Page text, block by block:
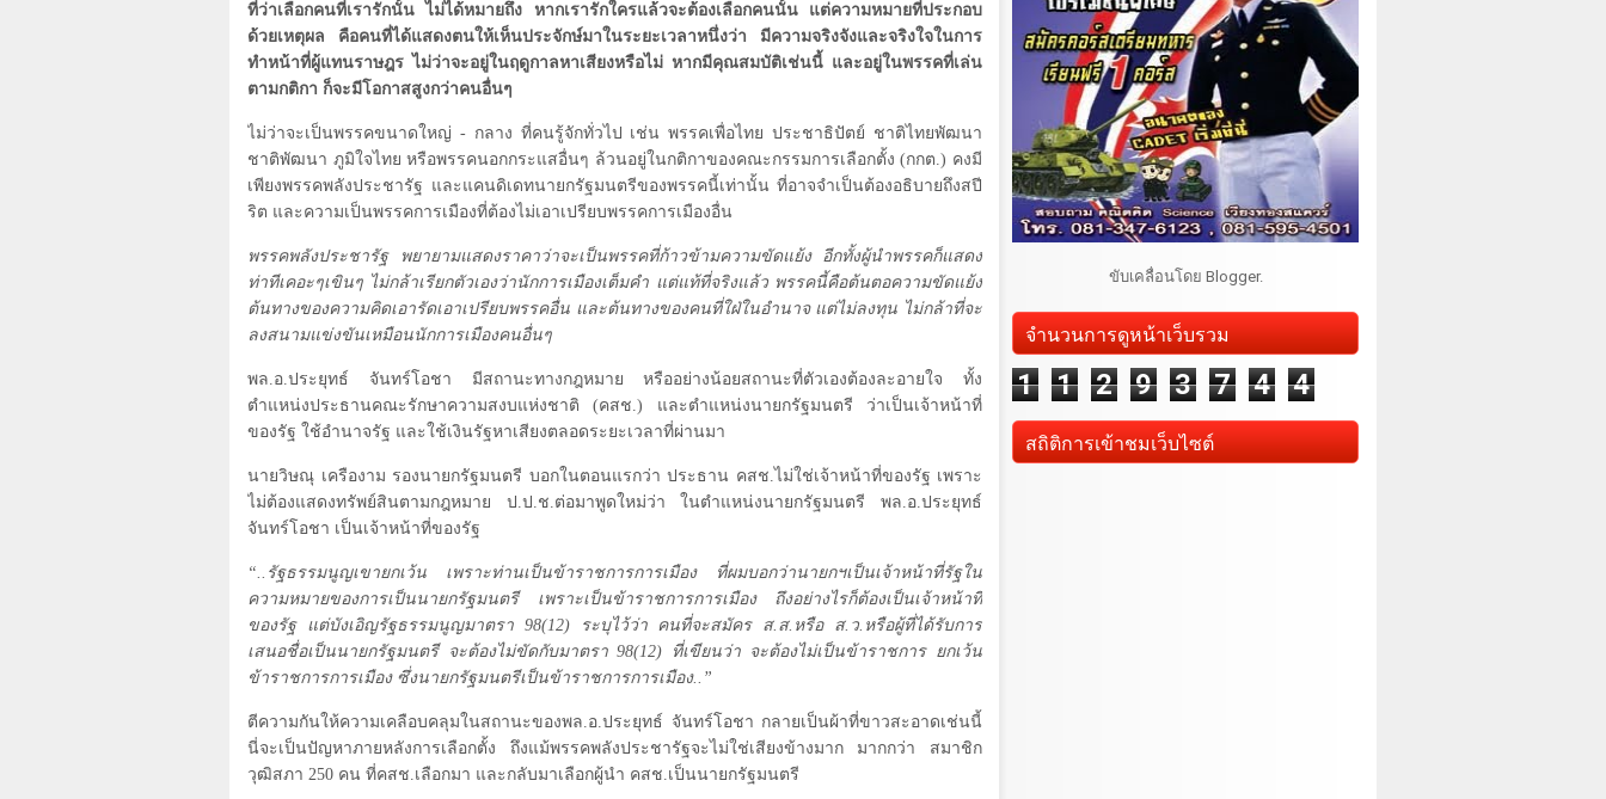
ที่ว่าเลือกคนที่เรารักนั้น ไม่ได้หมายถึง หากเรารักใครแล้วจะต้องเลือกคนนั้น แต่ความหมายที่ประกอบ
ด้วยเหตุผล คือคนที่ได้แสดงตนให้เห็นประจักษ์มาในระยะเวลาหนึ่งว่า มีความจริงจังและจริงใจในการ
ทำหน้าที่ผู้แทนราษฎร ไม่ว่าจะอยู่ในฤดูกาลหาเสียงหรือไม่ หากมีคุณสมบัติเช่นนี้ และอยู่ในพรรคที่เล่น
ตามกติกา ก็จะมีโอกาสสูงกว่าคนอื่นๆ
ไม่ว่าจะเป็นพรรคขนาดใหญ่ - กลาง ที่คนรู้จักทั่วไป เช่น พรรคเพื่อไทย ประชาธิปัตย์ ชาติไทยพัฒนา
ชาติพัฒนา ภูมิใจไทย หรือพรรคนอกกระแสอื่นๆ ล้วนอยู่ในกติกาของคณะกรรมการเลือกตั้ง (กกต.) คงมี
เพียงพรรคพลังประชารัฐ และแคนดิเดทนายกรัฐมนตรีของพรรคนี้เท่านั้น ที่อาจจำเป็นต้องอธิบายถึงสปี
ริต และความเป็นพรรคการเมืองที่ต้องไม่เอาเปรียบพรรคการเมืองอื่น
พรรคพลังประชารัฐ พยายามแสดงราคาว่าจะเป็นพรรคที่ก้าวข้ามความขัดแย้ง อีกทั้งผู้นำพรรคก็แสดง
ท่าทีเคอะๆเขินๆ ไม่กล้าเรียกตัวเองว่านักการเมืองเต็มคำ แต่แท้ที่จริงแล้ว พรรคนี้คือต้นตอความขัดแย้ง
ต้นทางของความคิดเอารัดเอาเปรียบพรรคอื่น และต้นทางของคนที่ใฝ่ในอำนาจ แต่ไม่ลงทุน ไม่กล้าที่จะ
ลงสนามแข่งขันเหมือนนักการเมืองคนอื่นๆ
พล.อ.ประยุทธ์ จันทร์โอชา มีสถานะทางกฎหมาย หรืออย่างน้อยสถานะที่ตัวเองต้องละอายใจ ทั้ง
ตำแหน่งประธานคณะรักษาความสงบแห่งชาติ (คสช.) และตำแหน่งนายกรัฐมนตรี ว่าเป็นเจ้าหน้าที่
ของรัฐ ใช้อำนาจรัฐ และใช้เงินรัฐหาเสียงตลอดระยะเวลาที่ผ่านมา
นายวิษณุ เครืองาม รองนายกรัฐมนตรี บอกในตอนแรกว่า ประธาน คสช.ไม่ใช่เจ้าหน้าที่ของรัฐ เพราะ
ไม่ต้องแสดงทรัพย์สินตามกฎหมาย ป.ป.ช.ต่อมาพูดใหม่ว่า ในตำแหน่งนายกรัฐมนตรี พล.อ.ประยุทธ์
จันทร์โอชา เป็นเจ้าหน้าที่ของรัฐ
“..รัฐธรรมนูญเขายกเว้น เพราะท่านเป็นข้าราชการการเมือง ที่ผมบอกว่านายกฯเป็นเจ้าหน้าที่รัฐใน
ความหมายของการเป็นนายกรัฐมนตรี เพราะเป็นข้าราชการการเมือง ถึงอย่างไรก็ต้องเป็นเจ้าหน้าที่
ของรัฐ แต่บังเอิญรัฐธรรมนูญมาตรา 98(12) ระบุไว้ว่า คนที่จะสมัคร ส.ส.หรือ ส.ว.หรือผู้ที่ได้รับการ
เสนอชื่อเป็นนายกรัฐมนตรี จะต้องไม่ขัดกับมาตรา98(12) ที่เขียนว่า จะต้องไม่เป็นข้าราชการ ยกเว้น
ข้าราชการการเมือง ซึ่งนายกรัฐมนตรีเป็นข้าราชการการเมือง..”
ตีความกันให้ความเคลือบคลุมในสถานะของพล.อ.ประยุทธ์ จันทร์โอชา กลายเป็นผ้าที่ขาวสะอาดเช่นนี้
นี่จะเป็นปัญหาภายหลังการเลือกตั้ง ถึงแม้พรรคพลังประชารัฐจะไม่ใช่เสียงข้างมาก มากกว่า สมาชิก
วุฒิสภา 250 คน ที่คสช.เลือกมา และกลับมาเลือกผู้นำ คสช.เป็นนายกรัฐมนตรี
ขับเคลื่อนโดย Blogger.
จำนวนการดูหน้าเว็บรวม
1 1 2 9 3 7 4 4
สถิติการเข้าชมเว็บไซต์